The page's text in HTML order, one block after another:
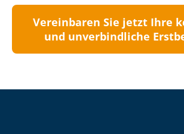
Vereinbaren Sie jetzt Ihre
und unverbindliche